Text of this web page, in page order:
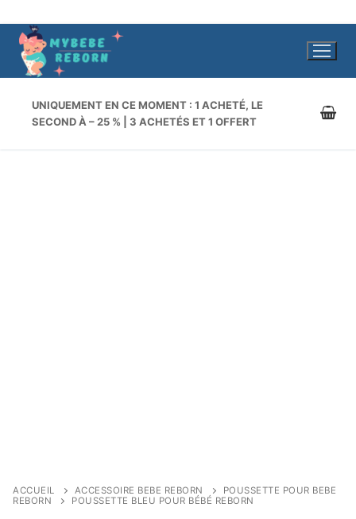
Aller
contenu
UNIQUEMENT EN CE MOMENT : 1 ACHETÉ, LE
SECOND À – 25 % | 3 ACHETÉS ET 1 OFFERT
ACCUEIL ACCESSOIRE BEBE REBORN
POUSSETTE POUR BEBE
REBORN
POUSSETTE BLEU POUR BÉBÉ REBORN